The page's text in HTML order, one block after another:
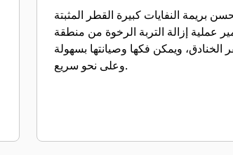
بريمة النفايات كبيرة القطر المثبتة
عملية إزالة التربة الرخوة من منطقة
الخنادق، ويمكن فكها وصيانتها بسهولة
وعلى نحو سريع.